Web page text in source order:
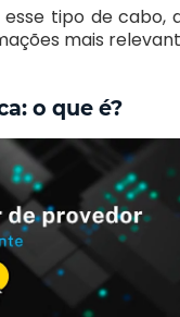
esse tipo de
mais
o que é?